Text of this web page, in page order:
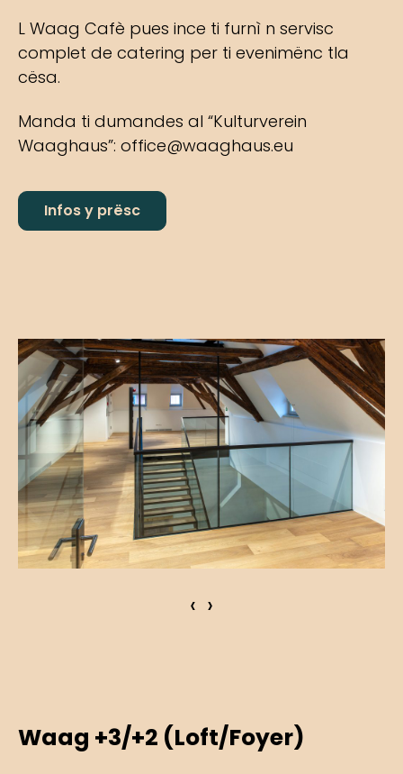
L Waag Cafè pues ince ti furnì n servisc
complet de catering per ti evenimënc tla
cësa.
Manda ti dumandes al “Kulturverein
Waaghaus”: office@waaghaus.eu
Infos y prësc
‹ ›
Waag +3/+2 (Loft/Foyer)